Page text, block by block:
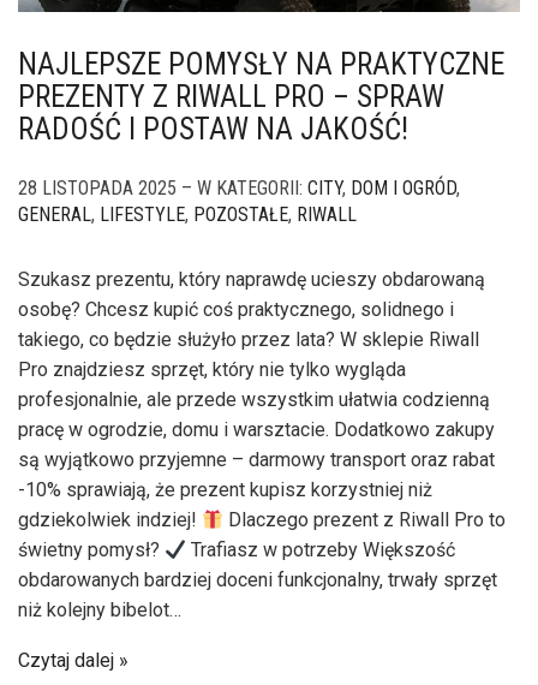
NAJLEPSZE POMYSŁY NA PRAKTYCZNE
PREZENTY Z RIWALL PRO – SPRAW
RADOŚĆ I POSTAW NA JAKOŚĆ!
28 LISTOPADA 2025 – W KATEGORII: CITY, DOM I OGRÓD,
GENERAL, LIFESTYLE, POZOSTAŁE, RIWALL
Szukasz prezentu, który naprawdę ucieszy obdarowaną
osobę? Chcesz kupić coś praktycznego, solidnego i
takiego, co będzie służyło przez lata? W sklepie Riwall
Pro znajdziesz sprzęt, który nie tylko wygląda
profesjonalnie, ale przede wszystkim ułatwia codzienną
pracę w ogrodzie, domu i warsztacie. Dodatkowo zakupy
są wyjątkowo przyjemne – darmowy transport oraz rabat
-10% sprawiają, że prezent kupisz korzystniej niż
gdziekolwiek indziej!
Dlaczego prezent z Riwall Pro to
świetny pomysł?
Trafiasz w potrzeby Większość
obdarowanych bardziej doceni funkcjonalny, trwały sprzęt
niż kolejny bibelot…
Czytaj dalej